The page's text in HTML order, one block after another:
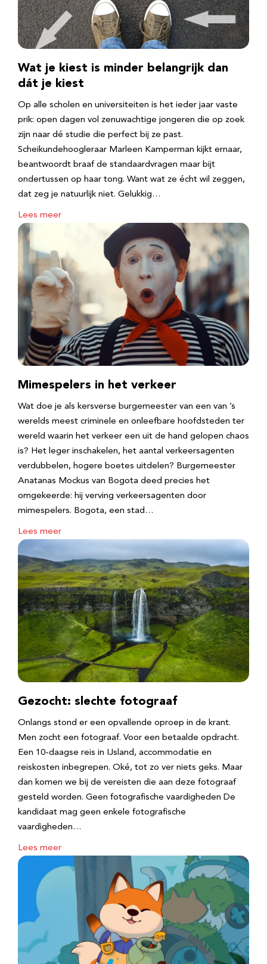
Wat je kiest is minder belangrijk dan
dát je kiest
Op alle scholen en universiteiten is het ieder jaar vaste
prik: open dagen vol zenuwachtige jongeren die op zoek
zijn naar dé studie die perfect bij ze past.
Scheikundehoogleraar Marleen Kamperman kijkt ernaar,
beantwoordt braaf de standaardvragen maar bijt
ondertussen op haar tong. Want wat ze écht wil zeggen,
dat zeg je natuurlijk niet. Gelukkig…
Lees meer
Mimespelers in het verkeer
Wat doe je als kersverse burgemeester van een van ’s
werelds meest criminele en onleefbare hoofdsteden ter
wereld waarin het verkeer een uit de hand gelopen chaos
is? Het leger inschakelen, het aantal verkeersagenten
verdubbelen, hogere boetes uitdelen? Burgemeester
Anatanas Mockus van Bogota deed precies het
omgekeerde: hij verving verkeersagenten door
mimespelers. Bogota, een stad…
Lees meer
Gezocht: slechte fotograaf
Onlangs stond er een opvallende oproep in de krant.
Men zocht een fotograaf. Voor een betaalde opdracht.
Een 10-daagse reis in IJsland, accommodatie en
reiskosten inbegrepen. Oké, tot zo ver niets geks. Maar
dan komen we bij de vereisten die aan deze fotograaf
gesteld worden. Geen fotografische vaardigheden De
kandidaat mag geen enkele fotografische
vaardigheden…
Lees meer